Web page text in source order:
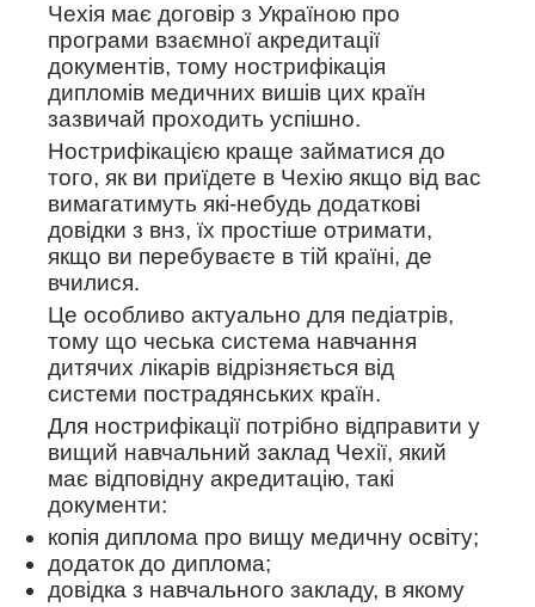
Чехія має договір з Україною про
програми взаємної акредитації
документів, тому нострифікація
дипломів медичних вишів цих країн
зазвичай проходить успішно.
Нострифікацією краще займатися до
того, як ви приїдете в Чехію якщо від вас
вимагатимуть які-небудь додаткові
довідки з внз, їх простіше отримати,
якщо ви перебуваєте в тій країні, де
вчилися.
Це особливо актуально для педіатрів,
тому що чеська система навчання
дитячих лікарів відрізняється від
системи пострадянських країн.
Для нострифікації потрібно відправити у
вищий навчальний заклад Чехії, який
має відповідну акредитацію, такі
документи:
копія диплома про вищу медичну освіту;
додаток до диплома;
довідка з навчального закладу, в якому